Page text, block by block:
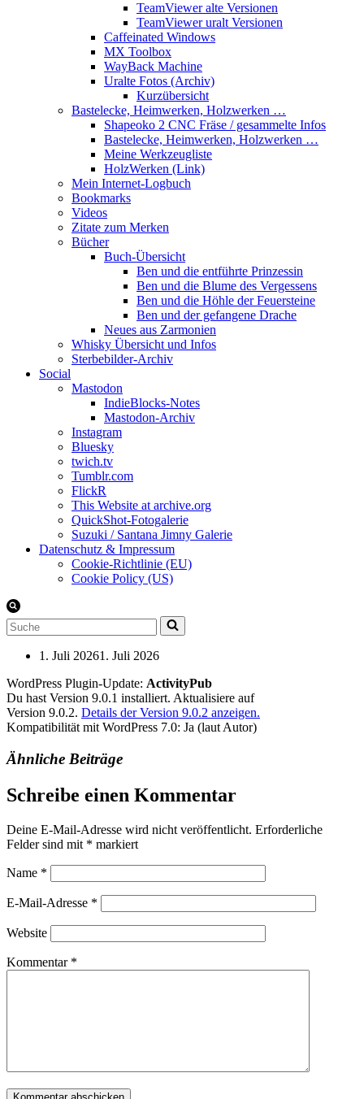
TeamViewer alte Versionen
TeamViewer uralt Versionen
Caffeinated Windows
MX Toolbox
WayBack Machine
Uralte Fotos (Archiv)
Kurzübersicht
Bastelecke, Heimwerken, Holzwerken …
Shapeoko 2 CNC Fräse / gesammelte Infos
Bastelecke, Heimwerken, Holzwerken …
Meine Werkzeugliste
HolzWerken (Link)
Mein Internet-Logbuch
Bookmarks
Videos
Zitate zum Merken
Bücher
Buch-Übersicht
Ben und die entführte Prinzessin
Ben und die Blume des Vergessens
Ben und die Höhle der Feuersteine
Ben und der gefangene Drache
Neues aus Zarmonien
Whisky Übersicht und Infos
Sterbebilder-Archiv
Social
Mastodon
IndieBlocks-Notes
Mastodon-Archiv
Instagram
Bluesky
twich.tv
Tumblr.com
FlickR
This Website at archive.org
QuickShot-Fotogalerie
Suzuki / Santana Jimny Galerie
Datenschutz & Impressum
Cookie-Richtlinie (EU)
Cookie Policy (US)
Suchen
nach …
1. Juli 20261. Juli 2026
WordPress Plugin-Update: ActivityPub
Du hast Version 9.0.1 installiert. Aktualisiere auf
Version 9.0.2. Details der Version 9.0.2 anzeigen.
Kompatibilität mit WordPress 7.0: Ja (laut Autor)
Ähnliche Beiträge
Schreibe einen Kommentar
Deine E-Mail-Adresse wird nicht veröffentlicht. Erforderliche
Felder sind mit * markiert
Name *
E-Mail-Adresse *
Website
Kommentar *